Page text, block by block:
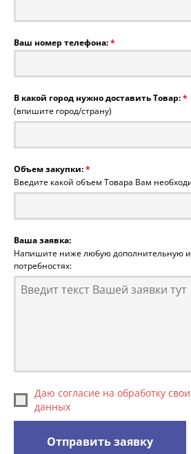
Ваш номер телефона:*
В какой город нужно доставить Товар:*
(впишите город/страну)
Объем закупки:*
Введите какой объем Товара Вам
Ваша заявка:
Напишите ниже любую дополнительную
потребностях:
Даю согласие на обработку
данных
Отправить заявку